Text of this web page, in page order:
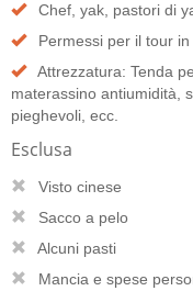
Chef, yak, pastori di
Permessi per il tour in
Attrezzatura: Tenda
materassino antiumidità,
pieghevoli, ecc.
Esclusa
Visto cinese
Sacco a pelo
Alcuni pasti
Mancia e spese